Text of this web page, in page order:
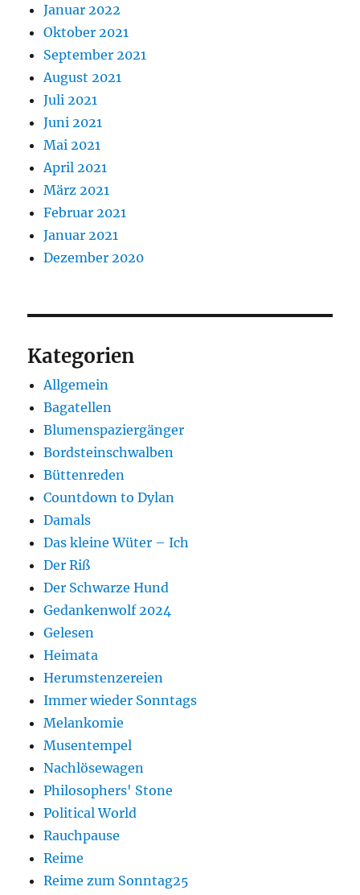
Januar 2022
Oktober 2021
September 2021
August 2021
Juli 2021
Juni 2021
Mai 2021
April 2021
März 2021
Februar 2021
Januar 2021
Dezember 2020
Kategorien
Allgemein
Bagatellen
Blumenspaziergänger
Bordsteinschwalben
Büttenreden
Countdown to Dylan
Damals
Das kleine Wüter – Ich
Der Riß
Der Schwarze Hund
Gedankenwolf 2024
Gelesen
Heimata
Herumstenzereien
Immer wieder Sonntags
Melankomie
Musentempel
Nachlösewagen
Philosophers' Stone
Political World
Rauchpause
Reime
Reime zum Sonntag25